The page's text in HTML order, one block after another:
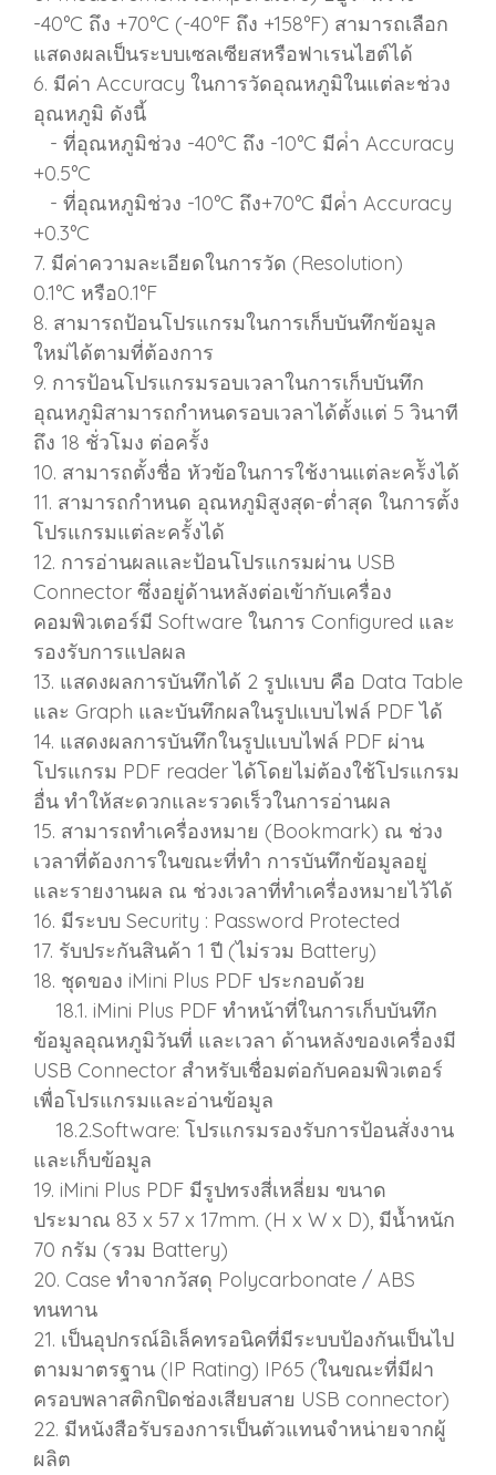
-40°C ถึง +70°C (-40°F ถึง +158°F) สามารถเลือก
แสดงผลเป็นระบบเซลเซียสหรือฟาเรนไฮต์ได้
6. มีค่า Accuracy ในการวัดอุณหภูมิในแต่ละช่วง
อุณหภูมิ ดังนี้
- ที่อุณหภูมิช่วง -40°C ถึง -10°C มีค่ํา Accuracy
+0.5°C
- ที่อุณหภูมิช่วง -10°C ถึง+70°C มีค่ํา Accuracy
+0.3°C
7. มีค่าความละเอียดในการวัด (Resolution)
0.1°C หรือ0.1°F
8. สามารถป้อนโปรแกรมในการเก็บบันทึกข้อมูล
ใหม่ได้ตามที่ต้องการ
9. การป้อนโปรแกรมรอบเวลาในการเก็บบันทึก
อุณหภูมิสามารถกําหนดรอบเวลาได้ตั้งแต่ 5 วินาที
ถึง 18 ชั่วโมง ต่อครั้ง
10. สามารถตั้งชื่อ หัวข้อในการใช้งานแต่ละคร้ังได้
11. สามารถกําหนด อุณหภูมิสูงสุด-ต่ำสุด ในการตั้ง
โปรแกรมแต่ละครั้งได้
12. การอ่านผลและป้อนโปรแกรมผ่าน USB
Connector ซึ่งอยู่ด้านหลังต่อเข้ากับเครื่อง
คอมพิวเตอร์มี Software ในการ Configured และ
รองรับการแปลผล
13. แสดงผลการบันทึกได้ 2 รูปแบบ คือ Data Table
และ Graph และบันทึกผลในรูปแบบไฟล์ PDF ได้
14. แสดงผลการบันทึกในรูปแบบไฟล์ PDF ผ่าน
โปรแกรม PDF reader ได้โดยไม่ต้องใช้โปรแกรม
อื่น ทําให้สะดวกและรวดเร็วในการอ่านผล
15. สามารถทำเครื่องหมาย (Bookmark) ณ ช่วง
เวลาที่ต้องการในขณะที่ทํา การบันทึกข้อมูลอยู่
และรายงานผล ณ ช่วงเวลาที่ทําเครื่องหมายไว้ได้
16. มีระบบ Security : Password Protected
17. รับประกันสินค้า 1 ปี (ไม่รวม Battery)
18. ชุดของ iMini Plus PDF ประกอบด้วย
18.1. iMini Plus PDF ทําหน้าที่ในการเก็บบันทึก
ข้อมูลอุณหภูมิวันที่ และเวลา ด้านหลังของเครื่องมี
USB Connector สําหรับเชื่อมต่อกับคอมพิวเตอร์
เพื่อโปรแกรมและอ่านข้อมูล
18.2.Software: โปรแกรมรองรับการป้อนสั่งงาน
และเก็บข้อมูล
19. iMini Plus PDF มีรูปทรงสี่เหลี่ยม ขนาด
ประมาณ 83 x 57 x 17mm. (H x W x D), มีน้ำหนัก
70 กรัม (รวม Battery)
20. Case ทำจากวัสดุ Polycarbonate / ABS
ทนทาน
21. เป็นอุปกรณ์อิเล็คทรอนิคที่มีระบบป้องกันเป็นไป
ตามมาตรฐาน (IP Rating) IP65 (ในขณะที่มีฝา
ครอบพลาสติกปิดช่องเสียบสาย USB connector)
22. มีหนังสือรับรองการเป็นตัวแทนจําหน่ายจากผู้
ผลิต